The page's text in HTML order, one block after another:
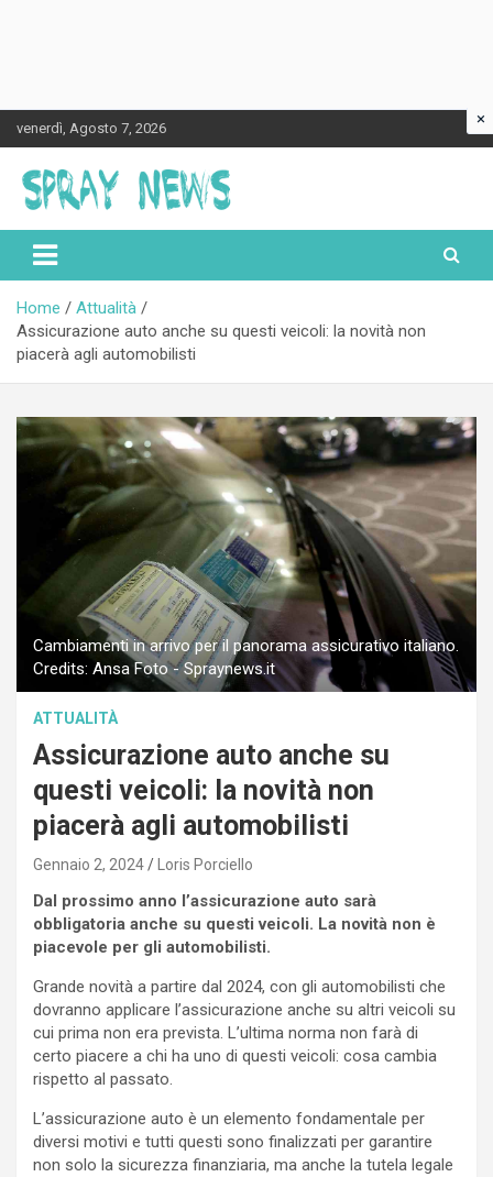
to
content
venerdì, Agosto 7, 2026
Spraynews.it
Home
Attualità
Assicurazione auto anche su questi veicoli: la novità non
piacerà agli automobilisti
Cambiamenti in arrivo per il panorama assicurativo italiano.
Credits: Ansa Foto - Spraynews.it
ATTUALITÀ
Assicurazione auto anche su
questi veicoli: la novità non
piacerà agli automobilisti
Gennaio 2, 2024 Loris Porciello
Dal prossimo anno l’assicurazione auto sarà
obbligatoria anche su questi veicoli. La novità non è
piacevole per gli automobilisti.
Grande novità a partire dal 2024, con gli automobilisti che
dovranno applicare l’assicurazione anche su altri veicoli su
cui prima non era prevista. L’ultima norma non farà di
certo piacere a chi ha uno di questi veicoli: cosa cambia
rispetto al passato.
L’assicurazione auto è un elemento fondamentale per
diversi motivi e tutti questi sono finalizzati per garantire
non solo la sicurezza finanziaria, ma anche la tutela legale
×